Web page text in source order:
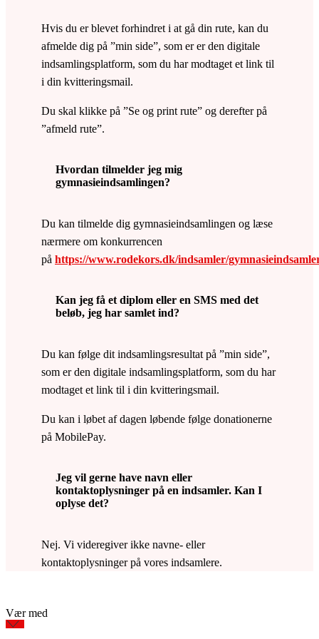
Hvis du er blevet forhindret i at gå din rute, kan du
afmelde dig på ”min side”, som er er den digitale
indsamlingsplatform, som du har modtaget et link til
i din kvitteringsmail.
Du skal klikke på ”Se og print rute” og derefter på
”afmeld rute”.
Hvordan tilmelder jeg mig
gymnasieindsamlingen?
Du kan tilmelde dig gymnasieindsamlingen og læse
nærmere om konkurrencen
på https://www.rodekors.dk/indsamler/
Kan jeg få et diplom eller en SMS med det
beløb, jeg har samlet ind?
Du kan følge dit indsamlingsresultat på ”min side”,
som er den digitale indsamlingsplatform, som du har
modtaget et link til i din kvitteringsmail.
Du kan i løbet af dagen løbende følge donationerne
på MobilePay.
Jeg vil gerne have navn eller
kontaktoplysninger på en indsamler. Kan I
oplyse det?
Nej. Vi videregiver ikke navne- eller
kontaktoplysninger på vores indsamlere.
Vær med